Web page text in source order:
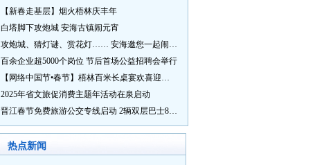
【新春走基层】烟火梧林庆丰年
白塔脚下攻炮城 安海古镇闹元宵
攻炮城、猜灯谜、赏花灯…… 安海邀您一起闹元宵
百余企业超5000个岗位 节后首场公益招聘会举行
【网络中国节•春节】梧林百米长桌宴欢喜迎新春
2025年省文旅促消费主题年活动在泉启动
晋江春节免费旅游公交专线启动 2辆双层巴士8辆铛铛车带你游
热点新闻